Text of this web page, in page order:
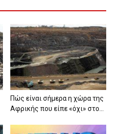
Πώς είναι σήμερα η χώρα της
Αφρικής που είπε «όχι» στο...